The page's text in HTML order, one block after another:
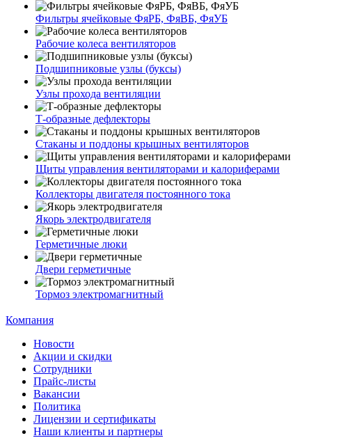
Фильтры ячейковые ФяРБ, ФяВБ, ФяУБ
Рабочие колеса вентиляторов
Подшипниковые узлы (буксы)
Узлы прохода вентиляции
Т-образные дефлекторы
Стаканы и поддоны крышных вентиляторов
Щиты управления вентиляторами и калориферами
Коллекторы двигателя постоянного тока
Якорь электродвигателя
Герметичные люки
Двери герметичные
Тормоз электромагнитный
Компания
Новости
Акции и скидки
Сотрудники
Прайс-листы
Вакансии
Политика
Лицензии и сертификаты
Наши клиенты и партнеры